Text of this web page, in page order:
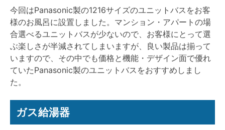
今回はPanasonic製の1216サイズのユニットバスをお客
様のお風呂に設置しました。マンション・アパートの場
合選べるユニットバスが少ないので、お客様にとって選
ぶ楽しさが半減されてしまいますが、良い製品は揃って
いますので、その中でも価格と機能・デザイン面で優れ
ていたPanasonic製のユニットバスをおすすめしまし
た。
ガス給湯器